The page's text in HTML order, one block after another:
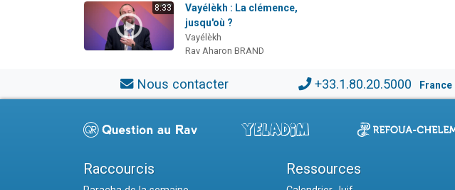
8:33
Vayélèkh : La clémence,
jusqu'où ?
Vayélèkh
Rav Aharon BRAND
Nous contacter +33.1.80.20.5000 France
Raccourcis Ressources